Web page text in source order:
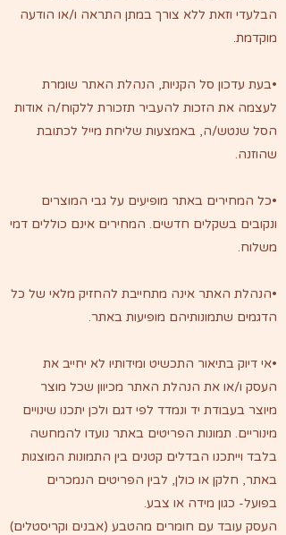
הבלעדי וזאת ללא צורך במתן התראה ו/או הודעה
מוקדמת.
•בעת עדכון סל הקניות, הנהלת האתר שומרת
לעצמה את הזכות להעביר תזכורת ללקוח/ה אודות
הסל שנטש/ה, באמצעות שליחת מייל לכתובת
שהוזנה.
•כל המחירים באתר מופיעים על גבי המוצרים
ונקובים בשקלים חדשים. המחירים אינם כוללים דמי
משלוח.
•הנהלת האתר אינה מתחייבת להחזיק מלאי של כל
הדגמים שתמונותיהם מופיעות באתר.
•אי דיוק בתיאור התכשיט ומידותיו לא יחייב את
העסק ו/או את הנהלת האתר מכיוון שכל מוצר
מיוצר בעבודת יד ונמדד לפי דגם ולכן יתכנו שינויים
מינוריים. תמונות הפריטים באתר נועדו להמחשה
בלבד וייתכנו הבדלים קטנים בין התמונות המוצגות
באתר, חלקן או כולן, לבין הפריטים הנמכרים
בפועל- כגון מידה או צבע.
העסק עובד עם חומרים מהטבע (אבנים וקריסטלים)